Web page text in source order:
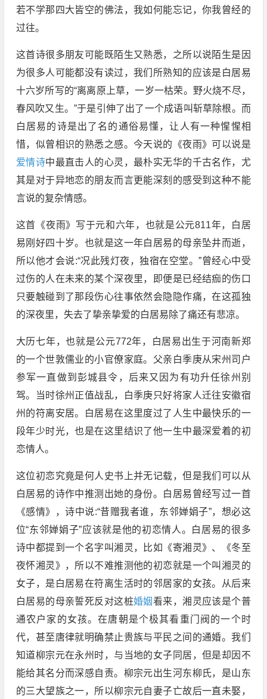
若不学那四大皆空的佛法，我如何能忘记，你我曾经的
过往。
这首诗很多朋友可能既陌生又熟悉，之所以说陌生是因
为很多人可能都没有读过，我们所熟知的应该是白居易
十六岁所写的“离离原上草，一岁一枯荣。野火烧不尽，
春风吹又生。”于是引伸了出了一个成语叫斩草除根。而
白居易的诗是出了名的通俗易懂，让人有一种惺惺相
惜，似曾相识的熟悉之感。今天说的《夜雨》可以说是
爱情诗中最直击人的心灵，最朴实无华的千古名作，尤
其是对于异地恋的朋友而言更能深刻的感受到这种不能
言说的复杂情感。
这首《夜雨》写于元和六年，也就是公元811年，白居
易刚好四十岁。也就是这一年白居易的母亲坠井而逝，
所以他才会说:“况此残灯夜，独宿在空堂。”曾经心中受
过伤的人在未来的某个深夜里，即便是已经结痂的伤口
只要触碰到了那段伤心往事依然会隐隐作痛，在这孤独
的深夜里，失去了挚亲挚爱的白居易除了痛还有悲凉。
大历七年，也就是公元772年，白居易出生于河南新郑
的一个世敦儒业的小官僚家庭。父亲白季庚从宋州司户
参军一直做到彭城县令，后来又因为有功升任徐州别
驾。当时徐州正值战乱，白季庚只好将家人迁往安徽宿
州的符离安居。白居易在这里度过了人生中最快乐的一
段年少时光，也是在这里结识了他一生中最深爱着的初
恋情人。
这位初恋究竟是何人史书上并无记载，但是我们可以从
白居易的诗作中推测出她的身份。白居易曾经写过一首
《感情》，诗中说:“昔赠我者谁，东邻婵娟子”，想必这
位“东邻婵娟子”应该就是他的初恋情人。白居易的很多
诗中都提到一个名字叫湘灵，比如《寄湘灵》、《冬至
夜怀湘灵》，所以不难推测他的初恋就是一个叫湘灵的
女子，是白居易在符离生活时的邻居家的女孩。从后来
白居易的母亲誓死反对这桩婚姻看来，湘灵应该是个普
通农户家的女孩。在唐朝是个极其看重门阀的一个时
代，甚至唐律就明确禁止贵族与平民之间的通婚。我们
知道柳宗元在永州时，与当地的女子同居，但是却因不
能给其名分而深感自责。柳宗元出生河东柳氏，是山东
的三大望族之一，所以柳宗元自妻子亡故后一直未娶，